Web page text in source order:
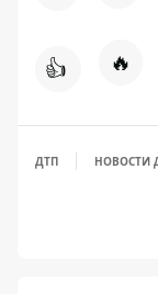
👍 🔥
ДТП НОВОСТИ